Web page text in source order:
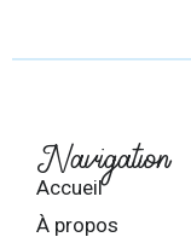
Navigation
Accueil
À propos